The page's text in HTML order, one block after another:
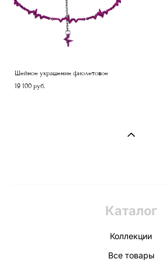
Шейное украшение фиолетовое
19 100 pуб.
Каталог
Коллекции
Все товары